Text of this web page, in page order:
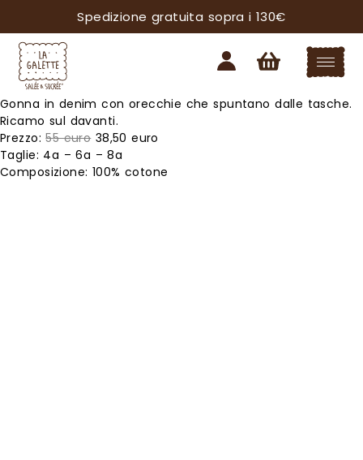
Spedizione gratuita sopra i 130€
Gonna in denim con orecchie che spuntano dalle tasche.
Ricamo sul davanti.
Prezzo:55 euro 38,50 euro
Taglie: 4a – 6a – 8a
Composizione: 100% cotone